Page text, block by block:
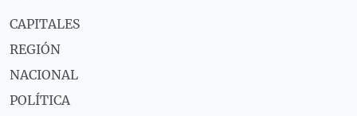
CAPITALES
REGIÓN
NACIONAL
POLÍTICA